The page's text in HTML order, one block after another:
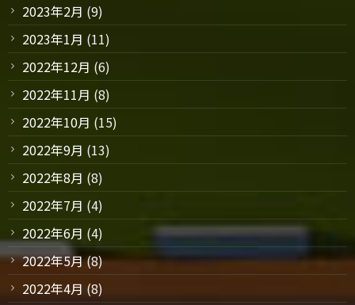
2023年2月 (9)
2023年1月 (11)
2022年12月 (6)
2022年11月 (8)
2022年10月 (15)
2022年9月 (13)
2022年8月 (8)
2022年7月 (4)
2022年6月 (4)
2022年5月(8)
2022年4月 (8)